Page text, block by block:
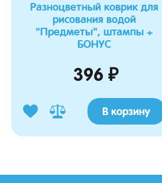
Разноцветный коврик для
рисования водой
"Предметы", штампы +
БОНУС
396 ₽
В корзину